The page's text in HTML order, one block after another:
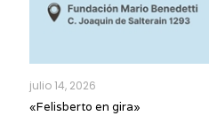
julio 14, 2026
«Felisberto en gira»